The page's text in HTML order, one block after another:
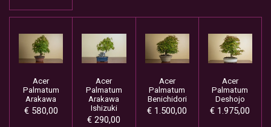
Acer
Palmatum
Arakawa
€ 580,00
Acer
Palmatum
Arakawa
Ishizuki
€ 290,00
Acer
Palmatum
Benichidori
€ 1.500,00
Acer
Palmatum
Deshojo
€ 1.975,00